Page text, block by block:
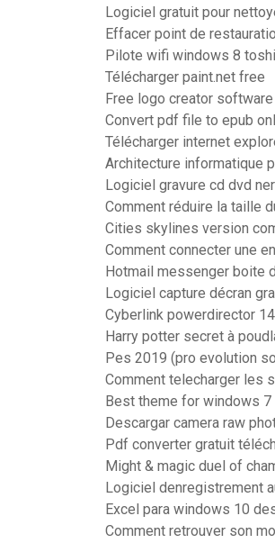
Logiciel gratuit pour
Effacer point de
Pilote wifi windows 8
Télécharger paint.net free
Free logo creator
Convert pdf file to epub
Télécharger internet
Architecture informatique
Logiciel gravure cd dvd
Comment réduire la taille
Cities skylines version
Comment connecter une
Hotmail messenger boite
Logiciel capture décran
Cyberlink powerdirector
Harry potter secret à
Pes 2019 (pro evolution
Comment telecharger les
Best theme for windows
Descargar camera raw
Pdf converter gratuit
Might & magic duel of
Logiciel denregistrement
Excel para windows 10
Comment retrouver son